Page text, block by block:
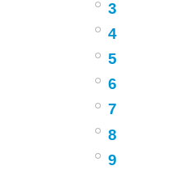
3
4
5
6
7
8
9